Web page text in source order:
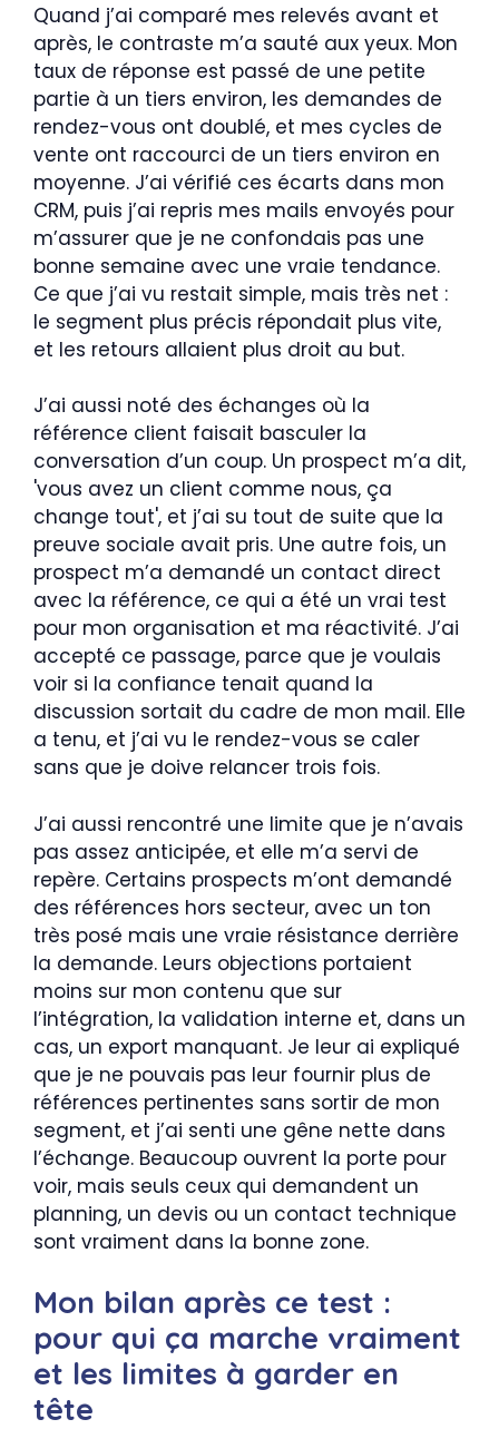
Quand j’ai comparé mes relevés avant et
après, le contraste m’a sauté aux yeux. Mon
taux de réponse est passé de une petite
partie à un tiers environ, les demandes de
rendez-vous ont doublé, et mes cycles de
vente ont raccourci de un tiers environ en
moyenne. J’ai vérifié ces écarts dans mon
CRM, puis j’ai repris mes mails envoyés pour
m’assurer que je ne confondais pas une
bonne semaine avec une vraie tendance.
Ce que j’ai vu restait simple, mais très net :
le segment plus précis répondait plus vite,
et les retours allaient plus droit au but.
J’ai aussi noté des échanges où la
référence client faisait basculer la
conversation d’un coup. Un prospect m’a dit,
'vous avez un client comme nous, ça
change tout', et j’ai su tout de suite que la
preuve sociale avait pris. Une autre fois, un
prospect m’a demandé un contact direct
avec la référence, ce qui a été un vrai test
pour mon organisation et ma réactivité. J’ai
accepté ce passage, parce que je voulais
voir si la confiance tenait quand la
discussion sortait du cadre de mon mail. Elle
a tenu, et j’ai vu le rendez-vous se caler
sans que je doive relancer trois fois.
J’ai aussi rencontré une limite que je n’avais
pas assez anticipée, et elle m’a servi de
repère. Certains prospects m’ont demandé
des références hors secteur, avec un ton
très posé mais une vraie résistance derrière
la demande. Leurs objections portaient
moins sur mon contenu que sur
l’intégration, la validation interne et, dans un
cas, un export manquant. Je leur ai expliqué
que je ne pouvais pas leur fournir plus de
références pertinentes sans sortir de mon
segment, et j’ai senti une gêne nette dans
l’échange. Beaucoup ouvrent la porte pour
voir, mais seuls ceux qui demandent un
planning, un devis ou un contact technique
sont vraiment dans la bonne zone.
Mon bilan après ce test :
pour qui ça marche vraiment
et les limites à garder en
tête